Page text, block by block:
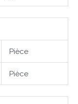
Pièce
Pièce